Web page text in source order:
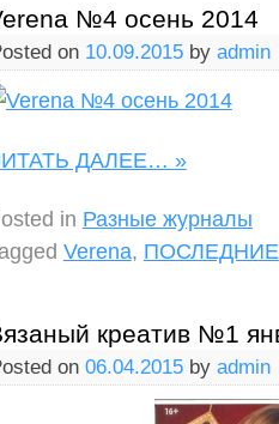
№4 осень 2014
on 10.09.2015 by admin
ДАЛЕЕ… »
in Разные журналы
Verena, ПОСЛЕДНИЕ
креатив №1
on 06.04.2015 by admin